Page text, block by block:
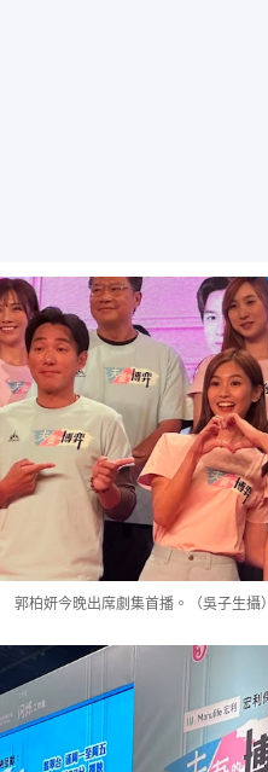
郭柏妍今晚出席劇集首播。（吳子生攝）